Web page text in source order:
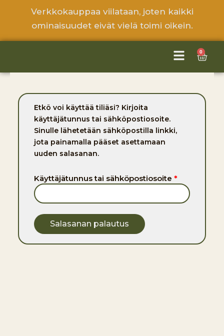
Verkkokauppaa viilataan, joten kaikki
ominaisuudet eivät vielä toimi oikein.
0
Cart
Etkö voi käyttää tiliäsi? Kirjoita
käyttäjätunnus tai sähköpostiosoite.
Sinulle lähetetään sähköpostilla linkki,
jota painamalla pääset asettamaan
uuden salasanan.
Käyttäjätunnus tai sähköpostiosoite*
Vaaditaan
Salasanan palautus